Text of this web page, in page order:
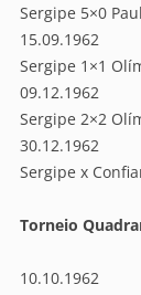
Sergipe 5×0
15.09.1962
Sergipe 1×1
09.12.1962
Sergipe 2×2
30.12.1962
Sergipe x
Torneio
10.10.1962